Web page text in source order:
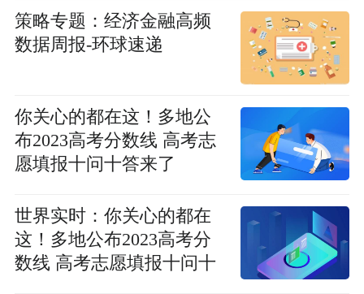
策略专题：经济金融高频
数据周报-环球速递
你关心的都在这！多地公
布2023高考分数线 高考志
愿填报十问十答来了
世界实时：你关心的都在
这！多地公布2023高考分
数线 高考志愿填报十问十